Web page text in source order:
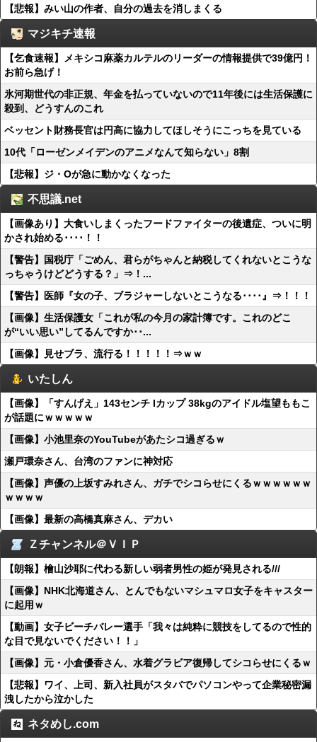
【悲報】みい山の作者、自分の過去を消しまくる
マジキチ速報
【乞食速報】メキシコ麻薬カルテルのリーダーの情報提供で39億円！
お前ら急げ！
氷河期世代の非正規、年金を払っていないので11年後には生活保護に
殺到、どうすんのこれ
ベッセント財務長官は円高に協力してほしそうにこっちを見ている
10代「ローゼンメイデンのアニメなんて知らない」8割
【悲報】ジ・Oが急に動かなくなった
不思議.net
【画像あり】大食いしまくったフードファイターの後遺症、ついに明
かされ始める････！！
【警告】国税庁「ごめん、君らがちゃんと納税してくれないとこうな
っちゃうけどどうする？」⇒！...
【警告】医師『女の子、ブラジャーしないとこうなる････』⇒！！！
【画像】生活保護女「これが私の今月の家計簿です。これのどこ
が“いい思い”してるんですか･･...
【画像】見せブラ、流行る！！！！！⇒ｗｗ
いたしん
【画像】「すんげえ」143センチ Iカップ 38kgのアイドル塩望ももこ
が話題にｗｗｗｗｗ
【画像】小池里奈のYouTubeがあたシコ過ぎるｗ
瀬戸環奈さん、台湾のファンに神対応
【画像】声優の上坂すみれさん、ガチでシコらせにくるｗｗｗｗｗｗ
ｗｗｗｗ
【画像】最新の高橋真麻さん、デカい
Ｚチャンネル＠ＶＩＰ
【朗報】檜山沙耶に代わる新しい弱者男性の姫が発見される///
【画像】NHK北海道さん、とんでもないマシュマロ女子をキャスター
に起用ｗ
【動画】女子ビーチバレー選手「我々は純粋に競技をしてるので性的
な目で見ないでください！！」
【画像】元・小倉優香さん、水着グラビア復帰してシコらせにくるｗ
【悲報】ワイ、上司、新入社員がスタバでパソコンやって企業秘密漏
洩したから泣かした
ネタめし.com